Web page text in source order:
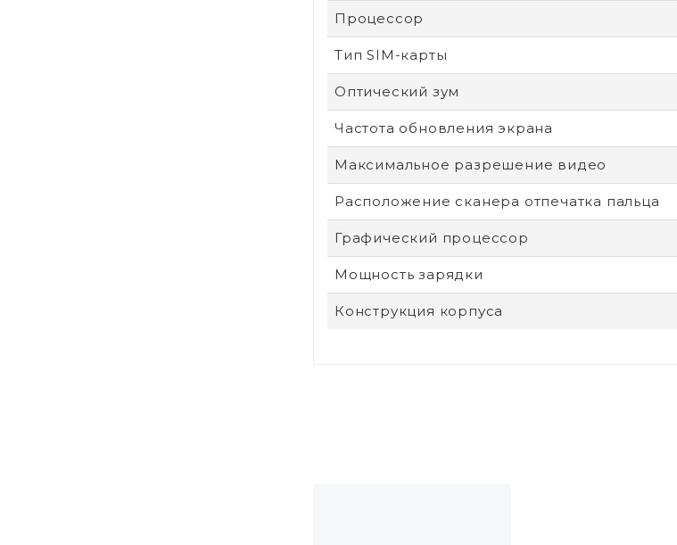
Процессор
Тип SIM-карты
Оптический зум
Частота обновления экрана
Максимальное разрешение видео
Расположение сканера отпечатка пальца
Графический процессор
Мощность зарядки
Конструкция корпуса